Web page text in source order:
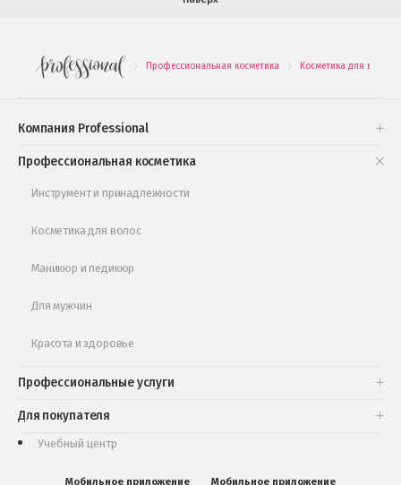
. Профессиональная косметика . Косметика для волос
Компания Professional
Профессиональная косметика
Инструмент и принадлежности
Косметика для волос
Маникюр и педикюр
Для мужчин
Красота и здоровье
Профессиональные услуги
Для покупателя
Подарочные наборы
Обучающее видео
Учебный центр
Мобильное приложение Мобильное приложение